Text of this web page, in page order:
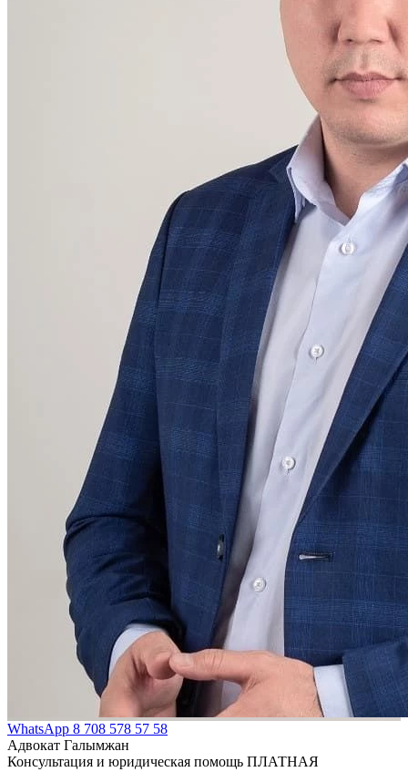
WhatsApp 8 708 578 57 58
Адвокат Галымжан
Консультация и юридическая помощь ПЛАТНАЯ